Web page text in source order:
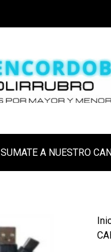
SUMATE A NUESTRO